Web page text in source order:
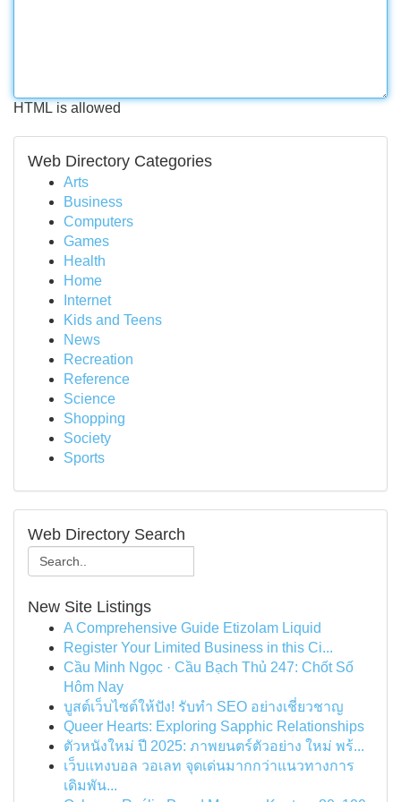
HTML is allowed
Web Directory Categories
Arts
Business
Computers
Games
Health
Home
Internet
Kids and Teens
News
Recreation
Reference
Science
Shopping
Society
Sports
Web Directory Search
New Site Listings
A Comprehensive Guide Etizolam Liquid
Register Your Limited Business in this Ci...
Cầu Minh Ngọc · Cầu Bạch Thủ 247: Chốt Số
Hôm Nay
บูสต์เว็บไซต์ให้ปัง! รับทำ SEO อย่างเชี่ยวชาญ
Queer Hearts: Exploring Sapphic Relationships
ตัวหนังใหม่ ปี 2025: ภาพยนตร์ตัวอย่าง ใหม่ พร้...
เว็บแทงบอล วอเลท จุดเด่นมากกว่าแนวทางการ
เดิมพัน...